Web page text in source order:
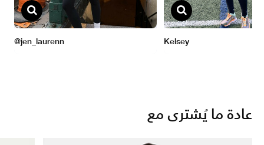
عادة ما يُشترى مع